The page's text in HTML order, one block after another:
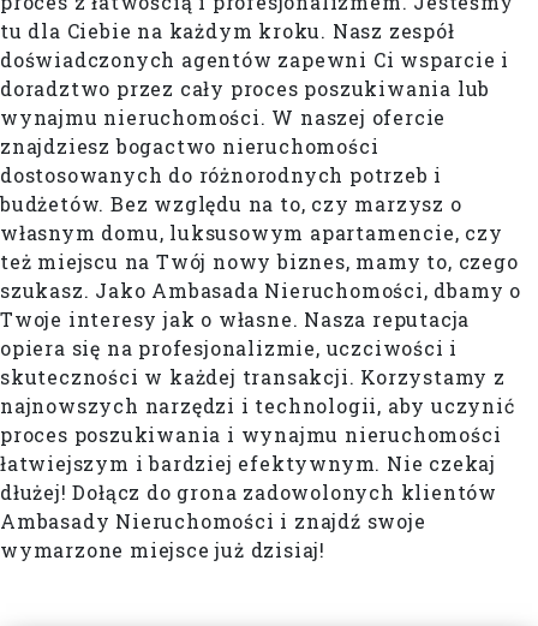
tu dla Ciebie na każdym kroku. Nasz zespół
doświadczonych agentów zapewni Ci wsparcie i
doradztwo przez cały proces poszukiwania lub
wynajmu nieruchomości. W naszej ofercie
znajdziesz bogactwo nieruchomości
dostosowanych do różnorodnych potrzeb i
budżetów. Bez względu na to, czy marzysz o
własnym domu, luksusowym apartamencie, czy
też miejscu na Twój nowy biznes, mamy to, czego
szukasz. Jako Ambasada Nieruchomości, dbamy o
Twoje interesy jak o własne. Nasza reputacja
opiera się na profesjonalizmie, uczciwości i
skuteczności w każdej transakcji. Korzystamy z
najnowszych narzędzi i technologii, aby uczynić
proces poszukiwania i wynajmu nieruchomości
łatwiejszym i bardziej efektywnym. Nie czekaj
dłużej! Dołącz do grona zadowolonych klientów
Ambasady Nieruchomości i znajdź swoje
wymarzone miejsce już dzisiaj!